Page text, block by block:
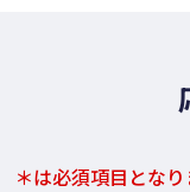
＊は必須項目とな